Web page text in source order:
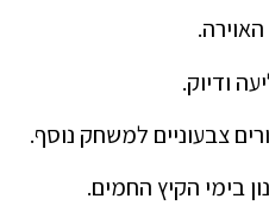
ודיוק.
בימי הקיץ החמים.